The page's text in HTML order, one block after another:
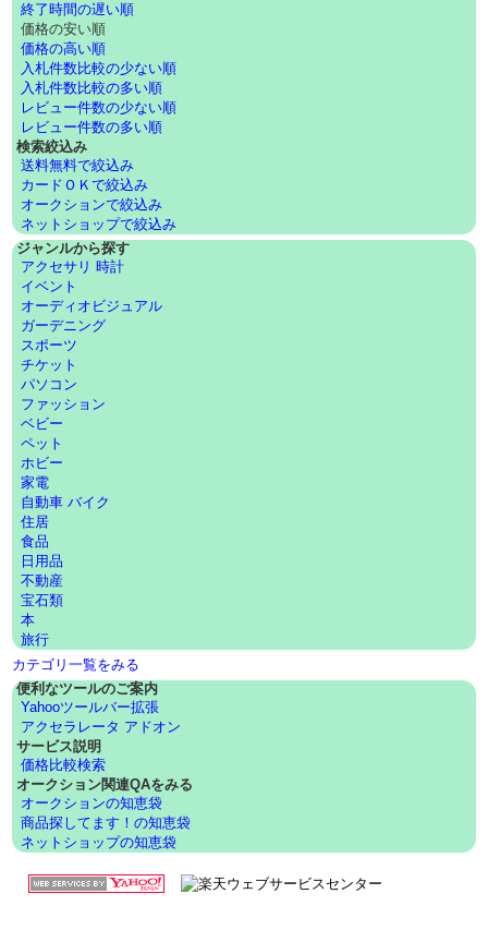
終了時間の遅い順
価格の安い順
価格の高い順
入札件数比較の少ない順
入札件数比較の多い順
レビュー件数の少ない順
レビュー件数の多い順
検索絞込み
送料無料で絞込み
カードＯＫで絞込み
オークションで絞込み
ネットショップで絞込み
ジャンルから探す
アクセサリ 時計
イベント
オーディオビジュアル
ガーデニング
スポーツ
チケット
パソコン
ファッション
ベビー
ペット
ホビー
家電
自動車 バイク
住居
食品
日用品
不動産
宝石類
本
旅行
カテゴリ一覧をみる
便利なツールのご案内
Yahooツールバー拡張
アクセラレータ アドオン
サービス説明
価格比較検索
オークション関連QAをみる
オークションの知恵袋
商品探してます！の知恵袋
ネットショップの知恵袋